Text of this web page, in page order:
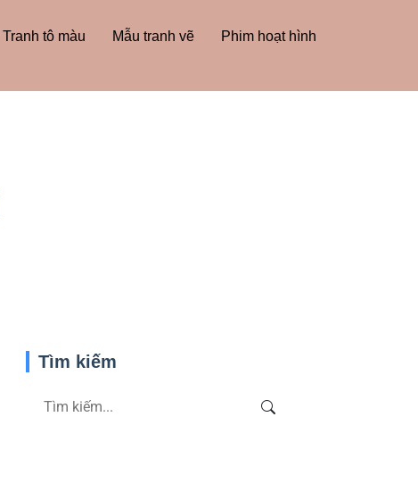
Tranh tô màu Mẫu tranh vẽ Phim hoạt hình
Tìm kiếm